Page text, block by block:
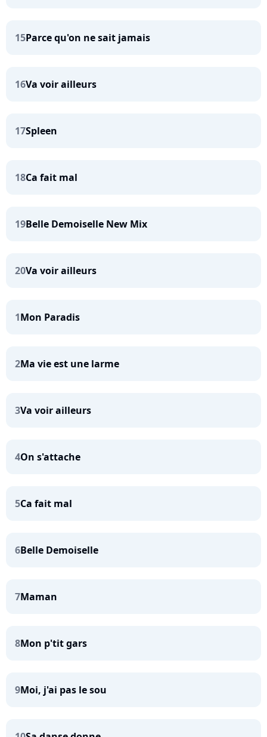
15Parce qu'on ne sait jamais
16Va voir ailleurs
17Spleen
18Ca fait mal
19Belle Demoiselle New Mix
20Va voir ailleurs
1Mon Paradis
2Ma vie est une larme
3Va voir ailleurs
4On s'attache
5Ca fait mal
6Belle Demoiselle
7Maman
8Mon p'tit gars
9Moi, j'ai pas le sou